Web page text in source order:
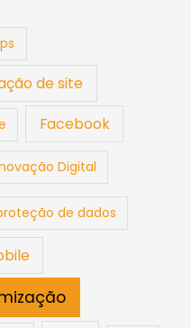
de site
Facebook
Digital
de dados